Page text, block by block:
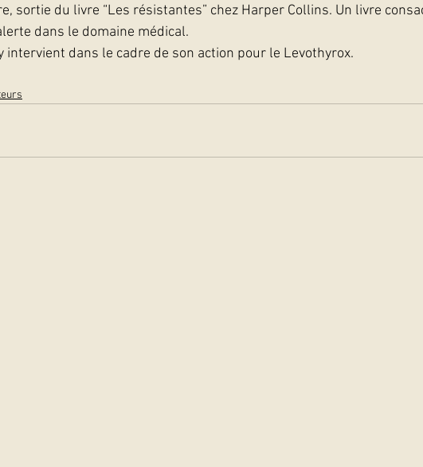
sortie du livre “Les résistantes” chez Harper Collins. Un livre
dans le domaine médical.
intervient dans le cadre de son action pour le Levothyrox.